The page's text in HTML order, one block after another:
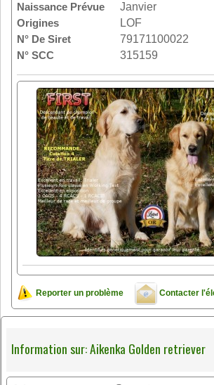
Naissance Prévue
Janvier
Origines
LOF
N° De Siret
79171100022
N° SCC
315159
Reporter un problème Contacter
Information sur: Aikenka Golden retriever